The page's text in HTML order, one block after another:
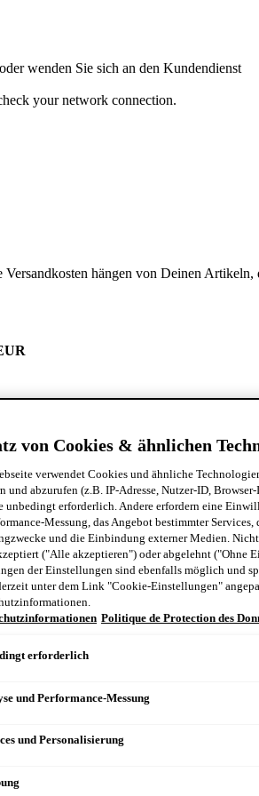
wenden Sie sich an den Kundendienst
your network connection.
Versandkosten hängen von Deinen Artikeln,
von Cookies & ähnlichen
verwendet Cookies und ähnliche
und abzurufen (z.B. IP-Adresse, Nutzer-ID,
unbedingt erforderlich. Andere erfordern eine
Messung, das Angebot bestimmter
und die Einbindung externer Medien.
("Alle akzeptieren") oder abgelehnt ("Ohne
der Einstellungen sind ebenfalls möglich und
unter dem Link "Cookie-Einstellungen"
Politique de Protection des
erforderlich
und Performance-Messung
und Personalisierung